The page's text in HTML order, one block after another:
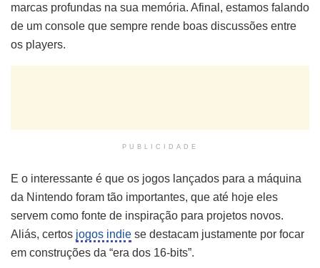
marcas profundas na sua memória. Afinal, estamos falando
de um console que sempre rende boas discussões entre
os players.
PUBLICIDADE
E o interessante é que os jogos lançados para a máquina
da Nintendo foram tão importantes, que até hoje eles
servem como fonte de inspiração para projetos novos.
Aliás, certos jogos indie se destacam justamente por focar
em construções da “era dos 16-bits”.